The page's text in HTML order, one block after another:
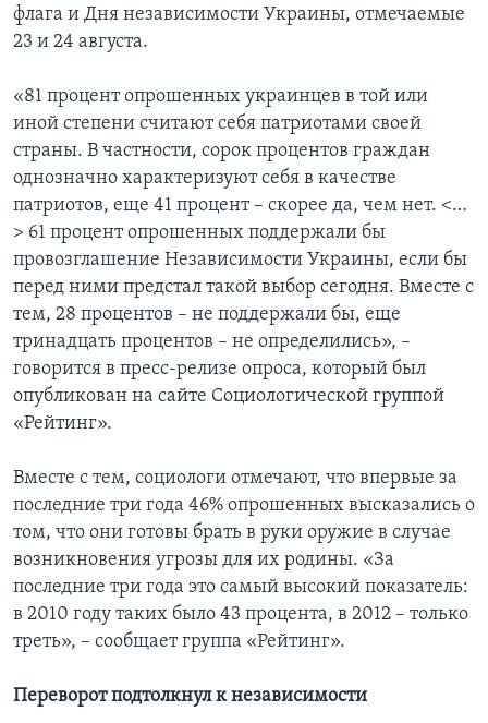
флага и Дня независимости Украины, отмечаемые
23 и 24 августа.
«81 процент опрошенных украинцев в той или
иной степени считают себя патриотами своей
страны. В частности, сорок процентов граждан
однозначно характеризуют себя в качестве
патриотов, еще 41 процент – скорее да, чем нет. <…
> 61 процент опрошенных поддержали бы
провозглашение Независимости Украины, если бы
перед ними предстал такой выбор сегодня. Вместе с
тем, 28 процентов – не поддержали бы, еще
тринадцать процентов – не определились», –
говорится в пресс-релизе опроса, который был
опубликован на сайте Социологической группой
«Рейтинг».
Вместе с тем, социологи отмечают, что впервые за
последние три года 46% опрошенных высказались о
том, что они готовы брать в руки оружие в случае
возникновения угрозы для их родины. «За
последние три года это самый высокий показатель:
в 2010 году таких было 43 процента, в 2012 – только
треть», – сообщает группа «Рейтинг».
Переворот подтолкнул к независимости